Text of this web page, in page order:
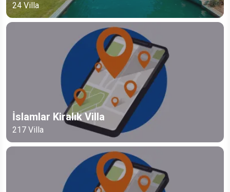
24Villa
İslamlar Kiralık Villa
217 Villa